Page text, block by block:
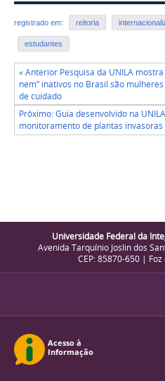
registrado em: reitoria
estudantes
« Anterior Pesquisa da UNILA
nem” inativos no Brasil são
de cuidado
Próximo: Guia desenvolvido na
monitoramento de plantas invasoras
Universidade Federal da
Avenida Tarquínio Joslin dos
CEP: 85870-650 |